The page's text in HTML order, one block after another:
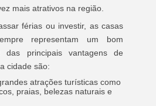
mais atrativos na região.
férias ou investir, as casas
representam um bom
das principais vantagens de
cidade são:
atrações turísticas como
praias, belezas naturais e